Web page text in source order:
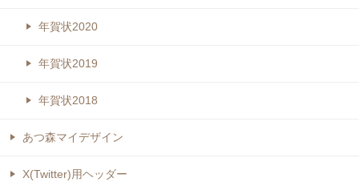
年賀状2020
年賀状2019
年賀状2018
あつ森マイデザイン
X(Twitter)用ヘッダー